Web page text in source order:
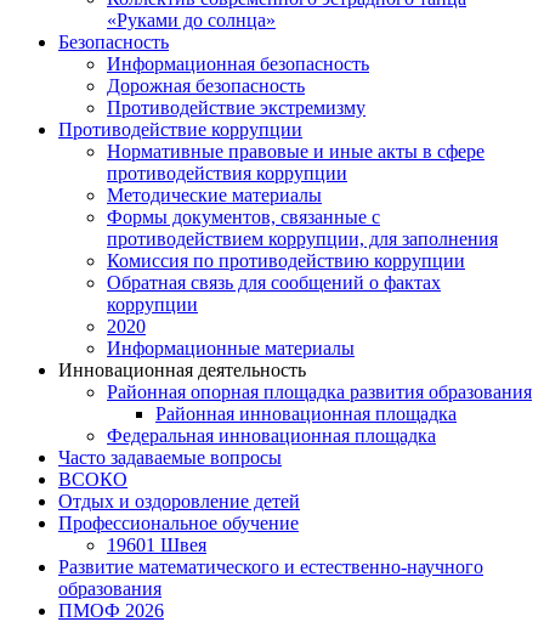
«Руками до солнца»
Безопасность
Информационная безопасность
Дорожная безопасность
Противодействие экстремизму
Противодействие коррупции
Нормативные правовые и иные акты в сфере
противодействия коррупции
Методические материалы
Формы документов, связанные с
противодействием коррупции, для заполнения
Комиссия по противодействию коррупции
Обратная связь для сообщений о фактах
коррупции
2020
Информационные материалы
Инновационная деятельность
Районная опорная площадка развития образования
Районная инновационная площадка
Федеральная инновационная площадка
Часто задаваемые вопросы
ВСОКО
Отдых и оздоровление детей
Профессиональное обучение
19601 Швея
Развитие математического и естественно-научного
образования
ПМОФ 2026